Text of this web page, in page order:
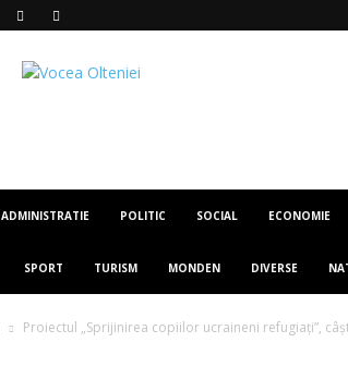
ADMINISTRATIE POLITIC SOCIAL ECONOMIE
SPORT TURISM MONDEN DIVERSE
Proiectul „Sprijinirea copiilor ucraineni refugiați”,